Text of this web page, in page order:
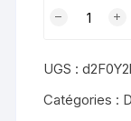
suisse
Rolex
UGS :
Catégories :